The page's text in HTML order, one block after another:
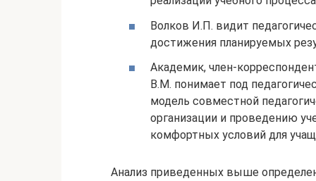
Волков И.П. видит
достижения планируемых
Академик, член-
В.М. понимает под
модель совместной
организации и проведению
комфортных условий для
Анализ приведенных выше